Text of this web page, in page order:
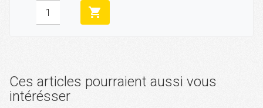
shopping_cart
Ces articles pourraient aussi vous
intérésser